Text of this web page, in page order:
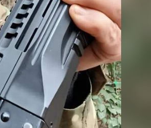
логично). Встречал
а сейчас выполняет
вражеские «птички»,
встречавшиеся с ним,
рвался. Даже с каким-то
– положен отпуск, надо
Его личная
весной. Авторами пьесы
В краевом архиве ему
и «Енисей» были приняты в